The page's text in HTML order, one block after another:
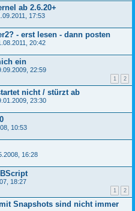
ab 2.6.20+
17:53
- erst lesen - dann posten
20:42
ein
22:59
1 2
nicht / stürzt ab
23:30
10:53
16:28
18:27
1 2
Snapshots sind nicht immer